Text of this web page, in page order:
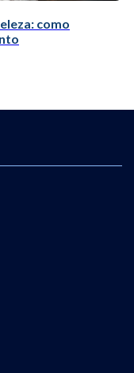
como